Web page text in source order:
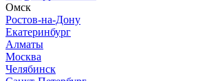
Омск
Ростов-на-Дону
Екатеринбург
Алматы
Москва
Челябинск